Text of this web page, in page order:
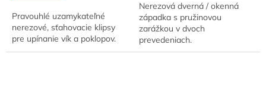
Pravouhlé uzamykateľné
nerezové, sťahovacie klipsy
pre upínanie vík a poklopov.
5
hviezdičiek.
Nerezová dverná / okenná
západka s pružinovou
zarážkou v dvoch
prevedeniach.